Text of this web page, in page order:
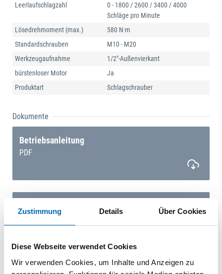
Zustimmung Details Über Cookies
Diese Webseite verwendet Cookies
Wir verwenden Cookies, um Inhalte und Anzeigen zu
Leerlaufschlagzahl
0 - 1800 / 2600 / 3400 / 4000
Schläge pro Minute
Lösedrehmoment (max.)
580 N·m
Standardschrauben
M10 - M20
Werkzeugaufnahme
1/2"-Außenvierkant
bürstenloser Motor
Ja
Produktart
Schlagschrauber
Dokumente
Betriebsanleitung
PDF
EU-Konformitätserklärung